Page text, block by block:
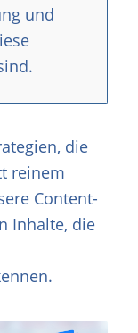
und
, die
reinem
Content-
Inhalte, die